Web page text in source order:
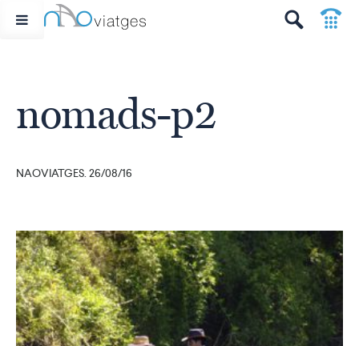
nomads-p2
NAOVIATGES. 26/08/16
t
p